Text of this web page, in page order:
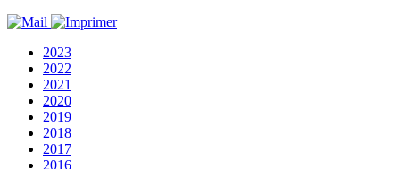
2023
2022
2021
2020
2019
2018
2017
2016